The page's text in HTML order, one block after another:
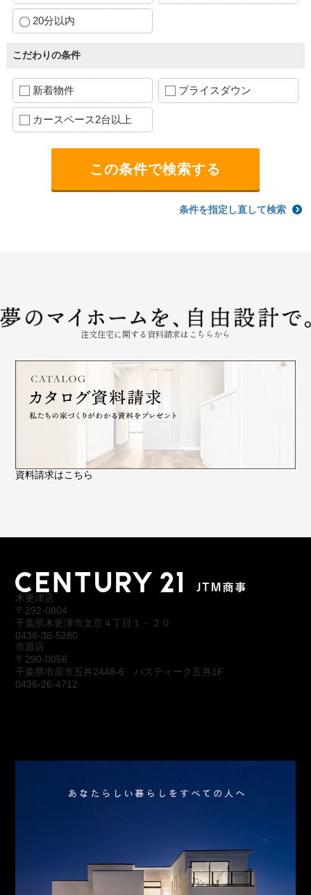
20分以内
こだわりの条件
新着物件 プライスダウン
カースペース2台以上
条件を指定し直して検索
注文住宅に関する資料請求はこちらから
資料請求はこちら
木更津店
〒292-0804
千葉県木更津市文京４丁目１－２０
0438-38-5280
市原店
〒290-0056
千葉県市原市五井2448-6 パスティーク五井1F
0436-26-4712